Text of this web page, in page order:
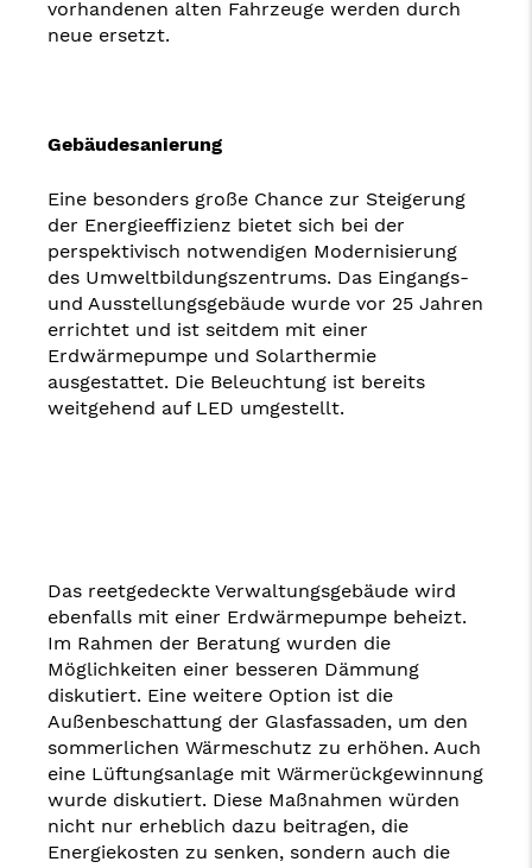
vorhandenen alten Fahrzeuge werden durch
neue ersetzt.
Gebäudesanierung
Eine besonders große Chance zur Steigerung
der Energieeffizienz bietet sich bei der
perspektivisch notwendigen Modernisierung
des Umweltbildungszentrums. Das Eingangs-
und Ausstellungsgebäude wurde vor 25 Jahren
errichtet und ist seitdem mit einer
Erdwärmepumpe und Solarthermie
ausgestattet. Die Beleuchtung ist bereits
weitgehend auf LED umgestellt.
Das reetgedeckte Verwaltungsgebäude wird
ebenfalls mit einer Erdwärmepumpe beheizt.
Im Rahmen der Beratung wurden die
Möglichkeiten einer besseren Dämmung
diskutiert. Eine weitere Option ist die
Außenbeschattung der Glasfassaden, um den
sommerlichen Wärmeschutz zu erhöhen. Auch
eine Lüftungsanlage mit Wärmerückgewinnung
wurde diskutiert. Diese Maßnahmen würden
nicht nur erheblich dazu beitragen, die
Energiekosten zu senken, sondern auch die